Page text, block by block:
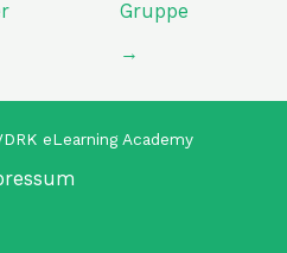
Gruppe
→
eLearning Academy